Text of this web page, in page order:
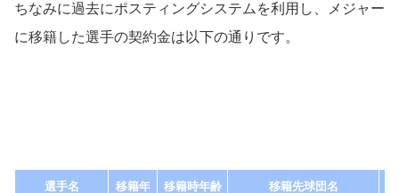
ちなみに過去にポスティングシステムを利用し、メジャー
に移籍した選手の契約金は以下の通りです。
選手名 移籍年 移籍時年齢 移籍先球団名